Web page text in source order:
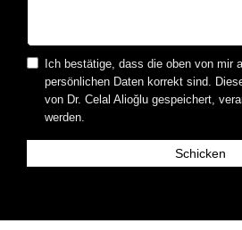
Ich bestätige, dass die oben von mir
persönlichen Daten korrekt sind.
von Dr. Celal Alioğlu gespeichert,
werden.